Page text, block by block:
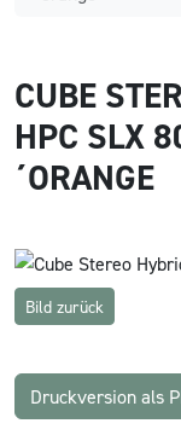
CUBE
HPC SLX
´ORANGE
Bild zurück
Druckversion als